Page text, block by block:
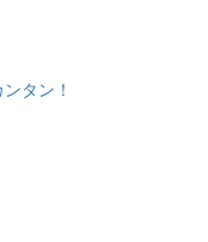
タン！